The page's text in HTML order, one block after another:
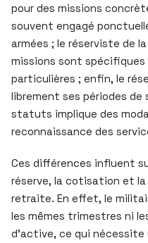
pour des missions
souvent engagé
armées ; le réserviste de
missions sont spécifiques
particulières ; enfin, le
librement ses périodes de
statuts implique des
reconnaissance des
Ces différences influent
réserve, la cotisation et
retraite. En effet, le
les mêmes trimestres ni
d’active, ce qui nécessite